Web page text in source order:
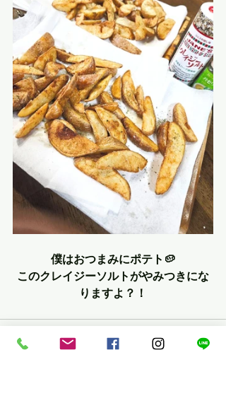
僕はおつまみにポテト🥔
このクレイジーソルトがやみつきにな
りますよ？！